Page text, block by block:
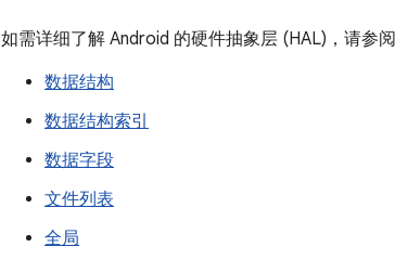
如需详细了解 Android 的硬件抽象层 (HAL)，请参阅
数据结构
数据结构索引
数据字段
文件列表
全局